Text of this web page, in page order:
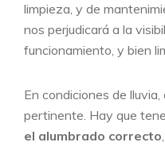
limpieza, y de
nos perjudicará a la
funcionamiento, y bien
En condiciones de
pertinente. Hay que
el alumbrado correcto